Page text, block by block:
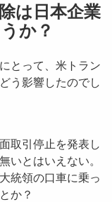
は日本企業
か？
とって、米トラン
う影響したのでし
取引停止を発表し
いとはいえない。
統領の口車に乗っ
か？